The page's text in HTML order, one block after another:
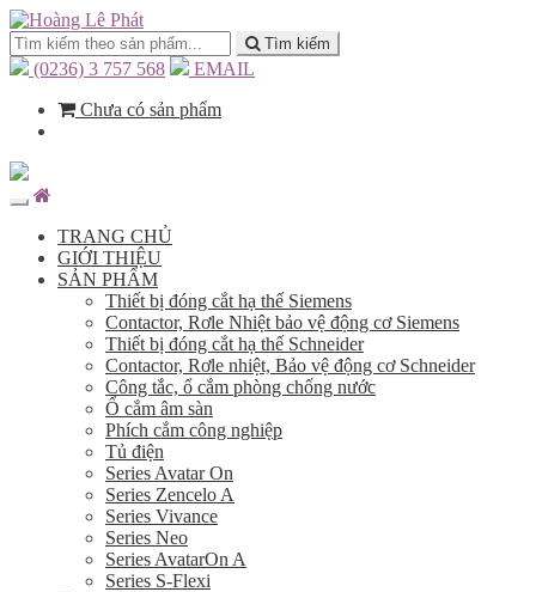
Tìm kiếm
(0236) 3 757 568
EMAIL
Chưa có sản phẩm
TRANG CHỦ
GIỚI THIỆU
SẢN PHẨM
Thiết bị đóng cắt hạ thế Siemens
Contactor, Rơle Nhiệt bảo vệ động cơ Siemens
Thiết bị đóng cắt hạ thế Schneider
Contactor, Rơle nhiệt, Bảo vệ động cơ Schneider
Công tắc, ổ cắm phòng chống nước
Ổ cắm âm sàn
Phích cắm công nghiệp
Tủ điện
Series Avatar On
Series Zencelo A
Series Vivance
Series Neo
Series AvatarOn A
Series S-Flexi